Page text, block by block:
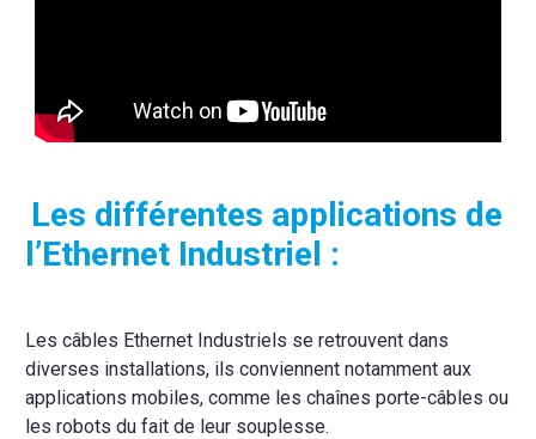
Les différentes applications de
l’Ethernet Industriel :
Les câbles Ethernet Industriels se retrouvent dans
diverses installations, ils conviennent notamment aux
applications mobiles, comme les chaînes porte-câbles ou
les robots du fait de leur souplesse.